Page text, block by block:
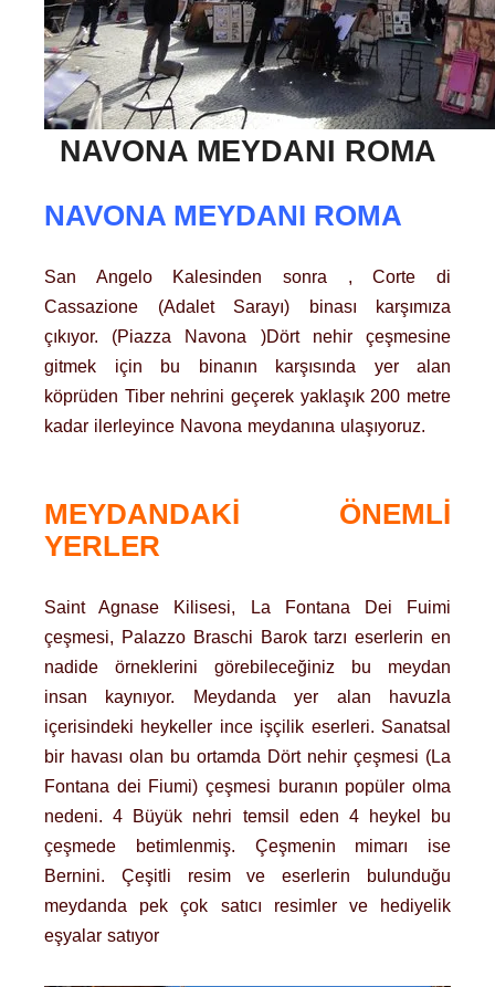
NAVONA MEYDANI ROMA
NAVONA MEYDANI ROMA
San Angelo Kalesinden sonra , Corte di
Cassazione (Adalet Sarayı) binası karşımıza
çıkıyor. (Piazza Navona )Dört nehir çeşmesine
gitmek için bu binanın karşısında yer alan
köprüden Tiber nehrini geçerek yaklaşık 200 metre
kadar ilerleyince Navona meydanına ulaşıyoruz.
MEYDANDAKI ÖNEMLI
YERLER
Saint Agnase Kilisesi, La Fontana Dei Fuimi
çeşmesi, Palazzo Braschi Barok tarzı eserlerin en
nadide örneklerini görebileceğiniz bu meydan
insan kaynıyor. Meydanda yer alan havuzla
içerisindeki heykeller ince işçilik eserleri. Sanatsal
bir havası olan bu ortamda Dört nehir çeşmesi (La
Fontana dei Fiumi) çeşmesi buranın popüler olma
nedeni. 4 Büyük nehri temsil eden 4 heykel bu
çeşmede betimlenmiş. Çeşmenin mimarı ise
Bernini. Çeşitli resim ve eserlerin bulunduğu
meydanda pek çok satıcı resimler ve hediyelik
eşyalar satıyor